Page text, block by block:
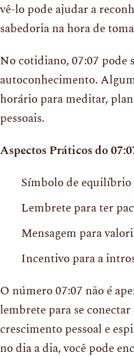
vê-lo pode ajudar a
sabedoria na hora de
No cotidiano, 07:07 pode
autoconhecimento.
horário para meditar,
pessoais.
Aspectos Práticos do
Símbolo de
Lembrete para ter
Mensagem para
Incentivo para a
O número 07:07 não é
lembrete para se
crescimento pessoal e
no dia a dia, você pode